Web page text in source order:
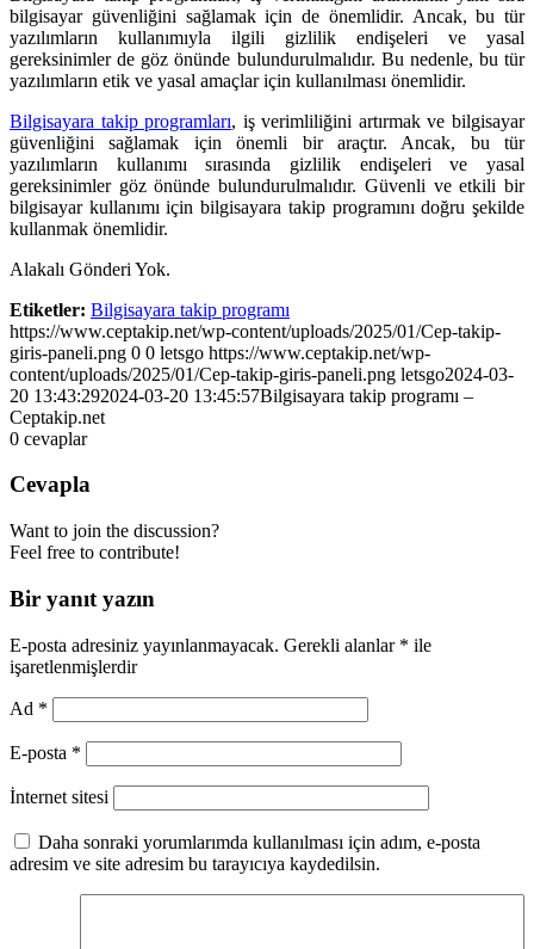
bilgisayar güvenliğini sağlamak için de önemlidir. Ancak, bu tür
yazılımların kullanımıyla ilgili gizlilik endişeleri ve yasal
gereksinimler de göz önünde bulundurulmalıdır. Bu nedenle, bu tür
yazılımların etik ve yasal amaçlar için kullanılması önemlidir.
Bilgisayara takip programları, iş verimliliğini artırmak ve bilgisayar
güvenliğini sağlamak için önemli bir araçtır. Ancak, bu tür
yazılımların kullanımı sırasında gizlilik endişeleri ve yasal
gereksinimler göz önünde bulundurulmalıdır. Güvenli ve etkili bir
bilgisayar kullanımı için bilgisayara takip programını doğru şekilde
kullanmak önemlidir.
Alakalı Gönderi Yok.
Etiketler: Bilgisayara takip programı
https://www.ceptakip.net/wp-content/uploads/2025/01/Cep-takip-
giris-paneli.png 0 0 letsgo https://www.ceptakip.net/wp-
content/uploads/2025/01/Cep-takip-giris-paneli.png letsgo2024-03-
20 13:43:292024-03-20 13:45:57Bilgisayara takip programı –
Ceptakip.net
0 cevaplar
Cevapla
Want to join the discussion?
Feel free to contribute!
Bir yanıt yazın
E-posta adresiniz yayınlanmayacak. Gerekli alanlar * ile
işaretlenmişlerdir
Ad *
E-posta *
İnternet sitesi
Daha sonraki yorumlarımda kullanılması için adım, e-posta
adresim ve site adresim bu tarayıcıya kaydedilsin.